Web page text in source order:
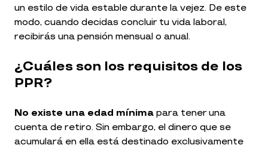
un estilo de vida estable durante la vejez. De este
modo, cuando decidas concluir tu vida laboral,
recibirás una pensión mensual o anual.
¿Cuáles son los requisitos de los
PPR?
No existe una edad mínima para tener una
cuenta de retiro. Sin embargo, el dinero que se
acumulará en ella está destinado exclusivamente